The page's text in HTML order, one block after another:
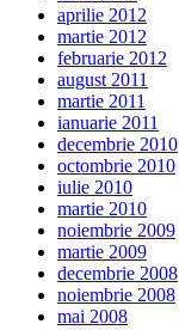
aprilie 2012
martie 2012
februarie 2012
august 2011
martie 2011
ianuarie 2011
decembrie 2010
octombrie 2010
iulie 2010
martie 2010
noiembrie 2009
martie 2009
decembrie 2008
noiembrie 2008
mai 2008